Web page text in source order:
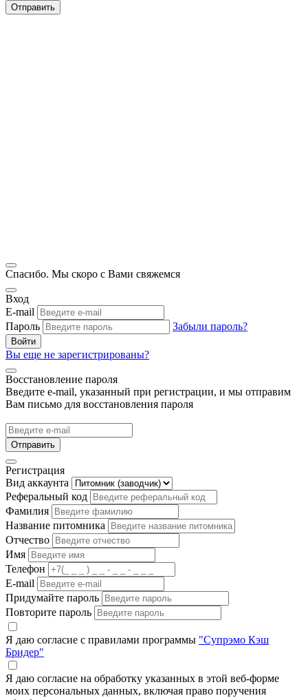
Спасибо. Мы скоро с Вами свяжемся
Вход
E-mail
Пароль
Забыли пароль?
Войти
Вы еще не зарегистрированы?
Восстановление пароля
Введите e-mail, указанный при регистрации, и мы отправим
Вам письмо для восстановления пароля
Отправить
Регистрация
Вид аккаунта
Реферальный код
Фамилия
Название питомника
Отчество
Имя
Телефон
E-mail
Придумайте пароль
Повторите пароль
Я даю согласие с правилами программы "Супрэмо Кэш
Бридер"
Я даю согласие на обработку указанных в этой веб-форме
моих персональных данных, включая право поручения